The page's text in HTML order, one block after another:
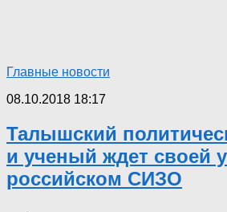
Главные новости
08.10.2018 18:17
Талышский
и ученый ждет своей
российском СИЗО